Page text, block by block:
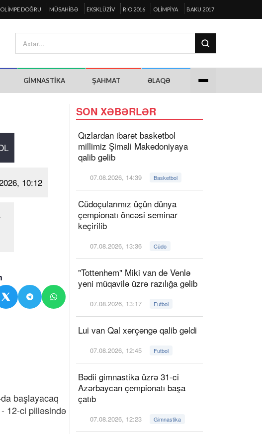
OLIMPE DOĞRU MÜSAHIBƏ EKSKLÜZIV RIO 2016 OLIMPIYA BAKU 2017
GIMNASTIKA ŞAHMAT ƏLAQƏ
10:12
başlayacaq
12-ci pilləsində
SON XƏBƏRLƏR
Qızlardan ibarət basketbol
millimiz Şimali Makedoniyaya
qalib gəlib
07.08.2026, 14:39 Basketbol
Cüdoçularımız üçün dünya
çempionatı öncəsi seminar
keçirilib
07.08.2026, 13:36 Cüdo
"Tottenhem" Miki van de Venlə
yeni müqavilə üzrə razılığa gəlib
07.08.2026, 13:17 Futbol
Lui van Qal xərçəngə qalib gəldi
07.08.2026, 12:45 Futbol
Bədii gimnastika üzrə 31-ci
Azərbaycan çempionatı başa
çatıb
07.08.2026, 12:23 Gimnastika